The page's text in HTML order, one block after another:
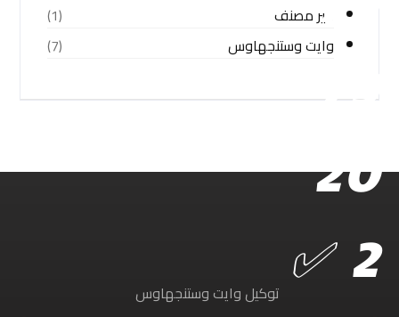
غير مصنف
(1)
وايت وستنجهاوس
(7)
توكيل وايت وستنجهاوس